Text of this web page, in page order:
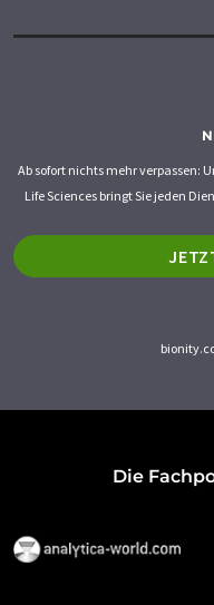
Ab sofort nichts mehr verpassen:
Life Sciences bringt Sie jeden
Die